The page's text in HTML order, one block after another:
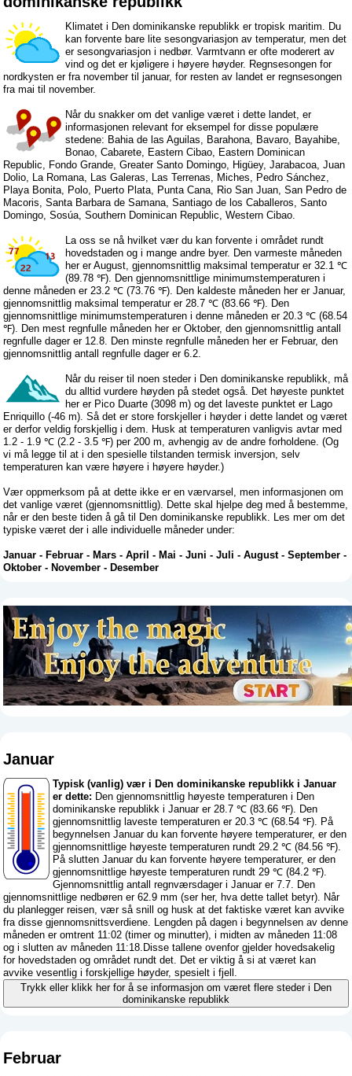
Klimatet i Den dominikanske republikk er tropisk maritim. Du
kan forvente bare lite sesongvariasjon av temperatur, men det
er sesongvariasjon i nedbør. Varmtvann er ofte moderert av
vind og det er kjøligere i høyere høyder. Regnsesongen for
nordkysten er fra november til januar, for resten av landet er regnsesongen
fra mai til november.
Når du snakker om det vanlige været i dette landet, er
informasjonen relevant for eksempel for disse populære
stedene: Bahia de las Aguilas, Barahona, Bavaro, Bayahibe,
Bonao, Cabarete, Eastern Cibao, Eastern Dominican
Republic, Fondo Grande, Greater Santo Domingo, Higüey, Jarabacoa, Juan
Dolio, La Romana, Las Galeras, Las Terrenas, Miches, Pedro Sánchez,
Playa Bonita, Polo, Puerto Plata, Punta Cana, Rio San Juan, San Pedro de
Macoris, Santa Barbara de Samana, Santiago de los Caballeros, Santo
Domingo, Sosúa, Southern Dominican Republic, Western Cibao.
La oss se nå hvilket vær du kan forvente i området rundt
hovedstaden og i mange andre byer. Den varmeste måneden
her er August, gjennomsnittlig maksimal temperatur er 32.1 ℃
(89.78 ℉). Den gjennomsnittlige minimumstemperaturen i
denne måneden er 23.2 ℃ (73.76 ℉). Den kaldeste måneden her er Januar,
gjennomsnittlig maksimal temperatur er 28.7 ℃ (83.66 ℉). Den
gjennomsnittlige minimumstemperaturen i denne måneden er 20.3 ℃ (68.54
℉). Den mest regnfulle måneden her er Oktober, den gjennomsnittlig antall
regnfulle dager er 12.8. Den minste regnfulle måneden her er Februar, den
gjennomsnittlig antall regnfulle dager er 6.2.
Når du reiser til noen steder i Den dominikanske republikk, må
du alltid vurdere høyden på stedet også. Det høyeste punktet
her er Pico Duarte (3098 m) og det laveste punktet er Lago
Enriquillo (-46 m). Så det er store forskjeller i høyder i dette landet og været
er derfor veldig forskjellig i dem. Husk at temperaturen vanligvis avtar med
1.2 - 1.9 ℃ (2.2 - 3.5 ℉) per 200 m, avhengig av de andre forholdene. (Og
vi må legge til at i den spesielle tilstanden termisk inversjon, selv
temperaturen kan være høyere i høyere høyder.)
Vær oppmerksom på at dette ikke er en værvarsel, men informasjonen om
det vanlige været (gjennomsnittlig). Dette skal hjelpe deg med å bestemme,
når er den beste tiden å gå til Den dominikanske republikk. Les mer om det
typiske været der i alle individuelle måneder under:
Januar -Februar -Mars -April -Mai -Juni -Juli -August-September -
Oktober -November -Desember
Januar
Typisk (vanlig) vær i Den dominikanske republikk i Januar
er dette: Den gjennomsnittlig høyeste temperaturen i Den
dominikanske republikk i Januar er 28.7 ℃ (83.66 ℉). Den
gjennomsnittlig laveste temperaturen er 20.3 ℃ (68.54 ℉). På
begynnelsen Januar du kan forvente høyere temperaturer, er den
gjennomsnittlige høyeste temperaturen rundt 29.2 ℃ (84.56 ℉).
På slutten Januar du kan forvente høyere temperaturer, er den
gjennomsnittlige høyeste temperaturen rundt 29 ℃ (84.2 ℉).
Gjennomsnittlig antall regnværsdager i Januar er 7.7. Den
gjennomsnittlige nedbøren er 62.9 mm (ser her, hva dette tallet betyr). Når
du planlegger reisen, vær så snill og husk at det faktiske været kan avvike
fra disse gjennomsnittsverdiene. Lengden på dagen i begynnelsen av denne
måneden er omtrent 11:02 (timer og minutter), i midten av måneden 11:08
og i slutten av måneden 11:18.Disse tallene ovenfor gjelder hovedsakelig
for hovedstaden og området rundt det. Det er viktig å si at været kan
avvike vesentlig i forskjellige høyder, spesielt i fjell.
Trykk eller klikk her for å se informasjon om været flere steder i Den
dominikanske republikk
Februar